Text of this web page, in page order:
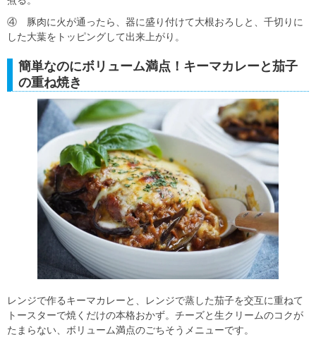
④ 豚肉に火が通ったら、器に盛り付けて大根おろしと、千切りに
した大葉をトッピングして出来上がり。
簡単なのにボリューム満点！キーマカレーと茄子
の重ね焼き
レンジで作るキーマカレーと、レンジで蒸した茄子を交互に重ねて
トースターで焼くだけの本格おかず。チーズと生クリームのコクが
たまらない、ボリューム満点のごちそうメニューです。